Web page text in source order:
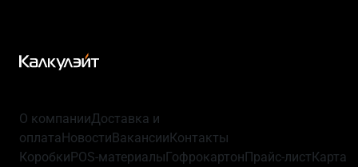
О компанииДоставка и
оплатаНовостиВакансииКонтакты
КоробкиPOS-материалыГофрокартонПрайс-листКарта